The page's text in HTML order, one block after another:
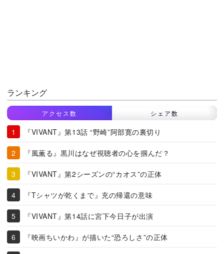
ランキング
アクセス数 シェア数
『VIVANT』第13話 “野崎”阿部寛の裏切り
『風薫る』黒川はなぜ視聴者の心を掴んだ？
『VIVANT』第2シーズンの“カオス”の正体
『Tシャツが乾くまで』充の帰還の意味
『VIVANT』第14話に宮下今日子が出演
『映画ちいかわ』が描いた“恐ろしさ”の正体